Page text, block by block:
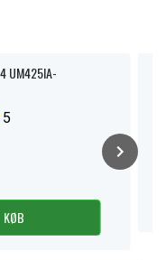
UM425IA-
KØB